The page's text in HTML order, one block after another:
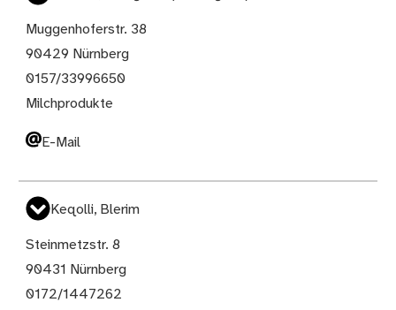
Muggenhoferstr. 38
90429 Nürnberg
0157/33996650
Milchprodukte
E-Mail
Keqolli, Blerim
Steinmetzstr. 8
90431 Nürnberg
0172/1447262